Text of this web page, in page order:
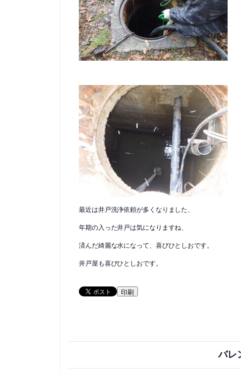
最近は井戸洗浄依頼が多くなりました、
年期の入った井戸は気になりますね、
済んだ綺麗な水になって、喜びひとしおです。
井戸屋も喜びひとしおです。
印刷
バレ